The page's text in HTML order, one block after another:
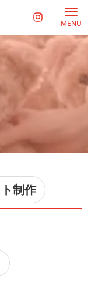
MENU
制作